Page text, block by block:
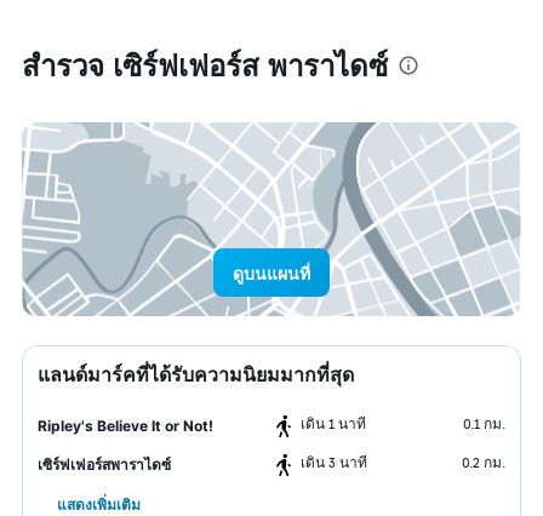
สำรวจ เซิร์ฟเฟอร์ส พาราไดซ์
ดูบนแผนที่
แลนด์มาร์คที่ได้รับความนิยมมากที่สุด
Ripley's Believe It or Not! เดิน 1 นาที 0.1 กม.
เซิร์ฟเฟอร์สพาราไดซ์ เดิน 3 นาที 0.2 กม.
แสดงเพิ่มเติม